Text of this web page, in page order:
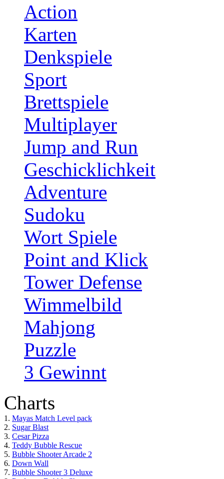
Action
Karten
Denkspiele
Sport
Brettspiele
Multiplayer
Jump and Run
Geschicklichkeit
Adventure
Sudoku
Wort Spiele
Point and Klick
Tower Defense
Wimmelbild
Mahjong
Puzzle
3 Gewinnt
Charts
1. Mayas Match Level pack
2. Sugar Blast
3. Cesar Pizza
4. Teddy Bubble Rescue
5. Bubble Shooter Arcade 2
6. Down Wall
7. Bubble Shooter 3 Deluxe